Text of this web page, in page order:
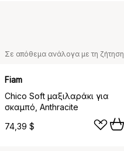
Σε απόθεμα ανάλογα με τη ζήτηση
Fiam
Chico Soft μαξιλαράκι για
σκαμπό, Anthracite
74,39 $